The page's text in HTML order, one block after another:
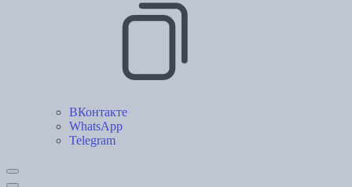
ВКонтакте
WhatsApp
Telegram